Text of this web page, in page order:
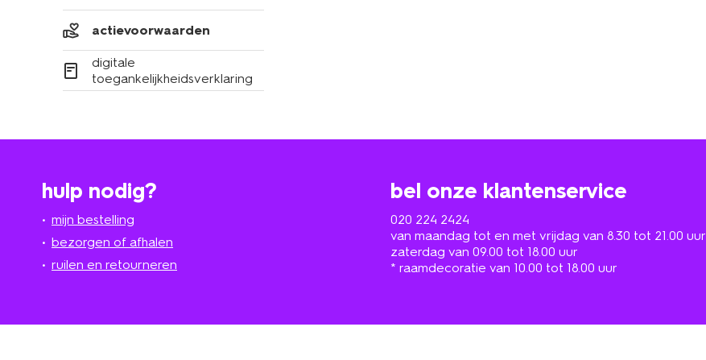
actievoorwaarden
digitale
toegankelijkheidsverklaring
hulp nodig?
mijn bestelling
bezorgen of afhalen
ruilen en retourneren
bel onze klantenservice
020 224 2424
van maandag tot en met vrijdag van 8.30 tot 21.00 uur
zaterdag van 09.00 tot 18.00 uur
* raamdecoratie van 10.00 tot 18.00 uur